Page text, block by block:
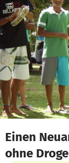
Zum Hauptinhalt
Erklärung zur
Einen
ohne